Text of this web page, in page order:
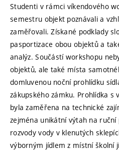
Studenti v rámci víkendového
semestru objekt poznávali a
zaměřovali. Získané podklady
pasportizace obou objektů a
analýz. Součástí workshopu
objektů, ale také místa
domluvenou noční prohlídku
zákupského zámku. Prohlídka s
byla zaměřena na technické
zejména unikátní výtah na
rozvody vody v klenutých
výborným jídlem z místní školní